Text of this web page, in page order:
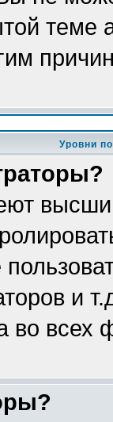
теме
Уровни
и
во всех